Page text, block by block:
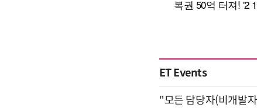
ET Events
"모든 담당자(비개발